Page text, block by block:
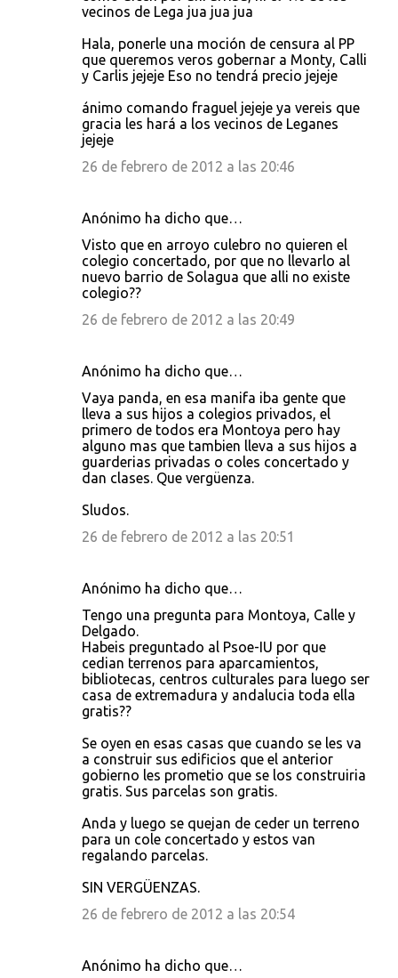
vecinos de Lega jua jua jua
Hala, ponerle una moción de censura al PP
que queremos veros gobernar a Monty, Calli
y Carlis jejeje Eso no tendrá precio jejeje
ánimo comando fraguel jejeje ya vereis que
gracia les hará a los vecinos de Leganes
jejeje
26 de febrero de 2012 a las 20:46
Anónimo ha dicho que…
Visto que en arroyo culebro no quieren el
colegio concertado, por que no llevarlo al
nuevo barrio de Solagua que alli no existe
colegio??
26 de febrero de 2012 a las 20:49
Anónimo ha dicho que…
Vaya panda, en esa manifa iba gente que
lleva a sus hijos a colegios privados, el
primero de todos era Montoya pero hay
alguno mas que tambien lleva a sus hijos a
guarderias privadas o coles concertado y
dan clases. Que vergüenza.
Sludos.
26 de febrero de 2012 a las 20:51
Anónimo ha dicho que…
Tengo una pregunta para Montoya, Calle y
Delgado.
Habeis preguntado al Psoe-IU por que
cedian terrenos para aparcamientos,
bibliotecas, centros culturales para luego ser
casa de extremadura y andalucia toda ella
gratis??
Se oyen en esas casas que cuando se les va
a construir sus edificios que el anterior
gobierno les prometio que se los construiria
gratis. Sus parcelas son gratis.
Anda y luego se quejan de ceder un terreno
para un cole concertado y estos van
regalando parcelas.
SIN VERGÜENZAS.
26 de febrero de 2012 a las 20:54
Anónimo ha dicho que…